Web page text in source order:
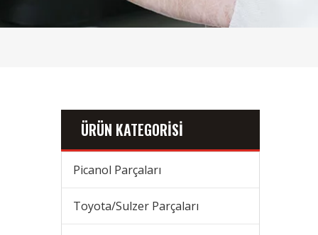
ÜRÜN KATEGORİSİ
Picanol Parçaları
Toyota/Sulzer Parçaları